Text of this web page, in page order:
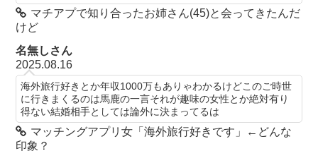
マチアプで知り合ったお姉さん(45)と会ってきたんだ
けど
名無しさん
2025.08.16
海外旅行好きとか年収1000万もありゃわかるけどこのご時世
に行きまくるのは馬鹿の一言それが趣味の女性とか絶対有り
得ない結婚相手としては論外に決まってるは
マッチングアプリ女「海外旅行好きです」←どんな
印象？